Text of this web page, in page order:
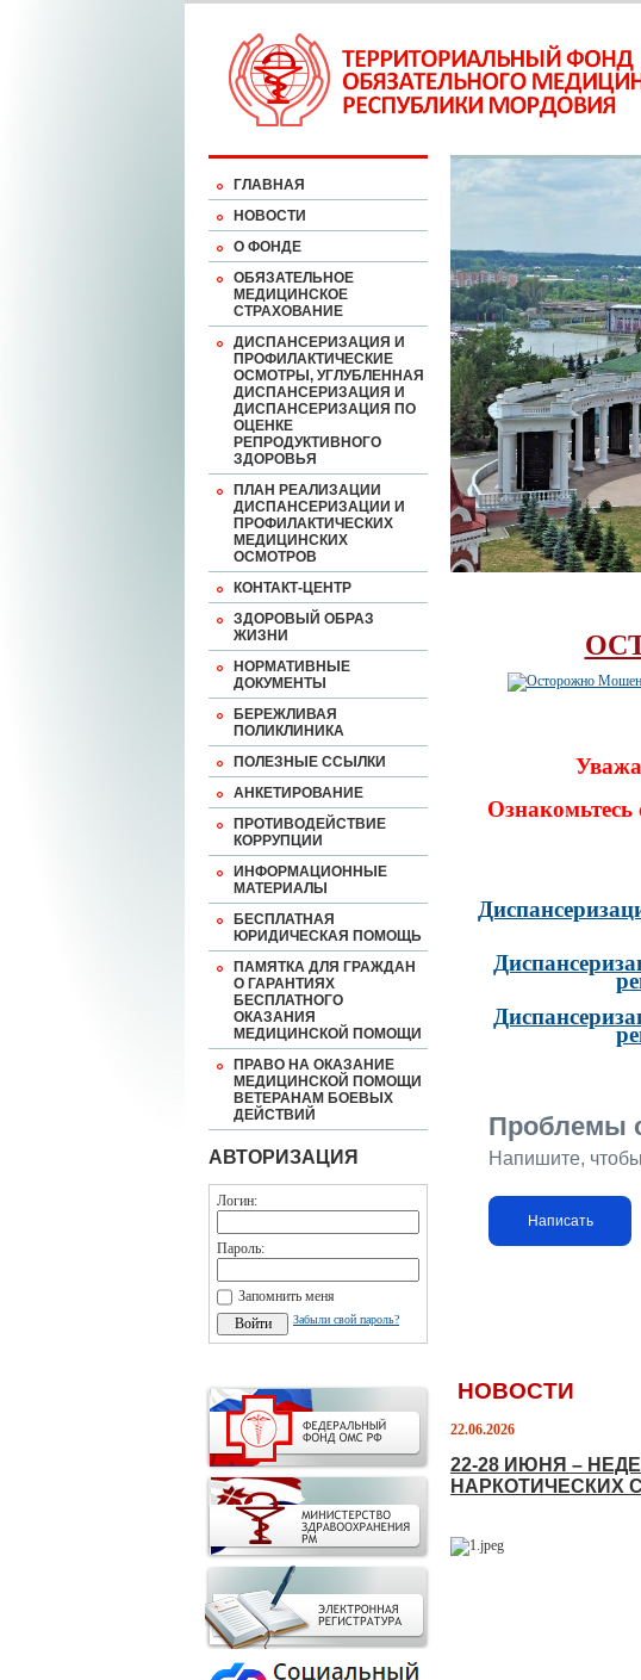
ГЛАВНАЯ
НОВОСТИ
О ФОНДЕ
ОБЯЗАТЕЛЬНОЕ
МЕДИЦИНСКОЕ
СТРАХОВАНИЕ
ДИСПАНСЕРИЗАЦИЯ И
ПРОФИЛАКТИЧЕСКИЕ
ОСМОТРЫ, УГЛУБЛЕННАЯ
ДИСПАНСЕРИЗАЦИЯ И
ДИСПАНСЕРИЗАЦИЯ ПО
ОЦЕНКЕ
РЕПРОДУКТИВНОГО
ЗДОРОВЬЯ
ПЛАН РЕАЛИЗАЦИИ
ДИСПАНСЕРИЗАЦИИ И
ПРОФИЛАКТИЧЕСКИХ
МЕДИЦИНСКИХ
ОСМОТРОВ
КОНТАКТ-ЦЕНТР
ЗДОРОВЫЙ ОБРАЗ
ЖИЗНИ
НОРМАТИВНЫЕ
ДОКУМЕНТЫ
БЕРЕЖЛИВАЯ
ПОЛИКЛИНИКА
ПОЛЕЗНЫЕ ССЫЛКИ
АНКЕТИРОВАНИЕ
ПРОТИВОДЕЙСТВИЕ
КОРРУПЦИИ
ИНФОРМАЦИОННЫЕ
МАТЕРИАЛЫ
БЕСПЛАТНАЯ
ЮРИДИЧЕСКАЯ ПОМОЩЬ
ПАМЯТКА ДЛЯ ГРАЖДАН
О ГАРАНТИЯХ
БЕСПЛАТНОГО
ОКАЗАНИЯ
МЕДИЦИНСКОЙ ПОМОЩИ
ПРАВО НА ОКАЗАНИЕ
МЕДИЦИНСКОЙ ПОМОЩИ
ВЕТЕРАНАМ БОЕВЫХ
ДЕЙСТВИЙ
АВТОРИЗАЦИЯ
Логин:
Пароль:
Запомнить меня
Забыли свой пароль?
Проблемы
Напишите,
Написать
НОВОСТИ
22.06.2026
22-28 ИЮНЯ –
НАРКОТИЧЕСКИХ